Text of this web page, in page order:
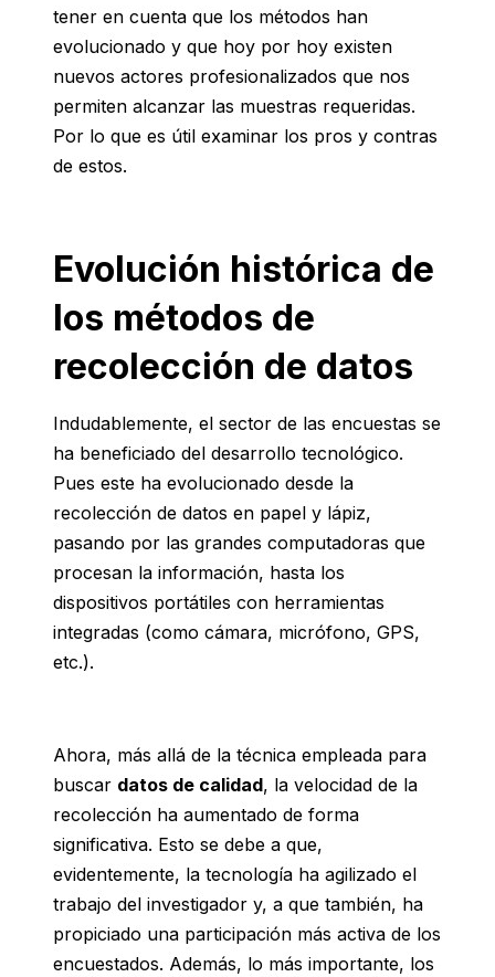
tener en cuenta que los métodos han
evolucionado y que hoy por hoy existen
nuevos actores profesionalizados que nos
permiten alcanzar las muestras requeridas.
Por lo que es útil examinar los pros y contras
de estos.
Evolución histórica de
los métodos de
recolección de datos
Indudablemente, el sector de las encuestas se
ha beneficiado del desarrollo tecnológico.
Pues este ha evolucionado desde la
recolección de datos en papel y lápiz,
pasando por las grandes computadoras que
procesan la información, hasta los
dispositivos portátiles con herramientas
integradas (como cámara, micrófono, GPS,
etc.).
Ahora, más allá de la técnica empleada para
buscar datos de calidad, la velocidad de la
recolección ha aumentado de forma
significativa. Esto se debe a que,
evidentemente, la tecnología ha agilizado el
trabajo del investigador y, a que también, ha
propiciado una participación más activa de los
encuestados. Además, lo más importante, los